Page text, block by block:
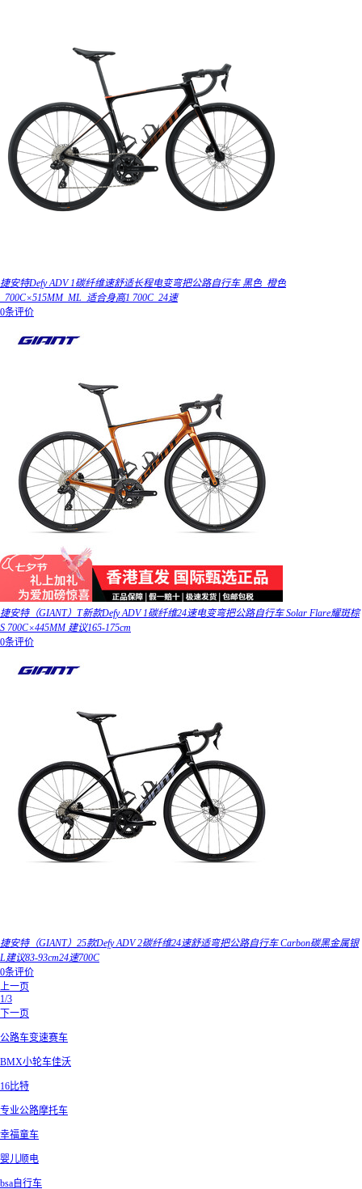
捷安特Defy ADV 1碳纤维速舒适长程电变弯把公路自行车 黑色_橙色
_700C×515MM_ML_适合身高1 700C_24速
0条评价
捷安特（GIANT）T新款Defy ADV 1碳纤维24速电变弯把公路自行车 Solar Flare耀斑棕
S 700C×445MM 建议165-175cm
0条评价
捷安特（GIANT）25款Defy ADV 2碳纤维24速舒适弯把公路自行车 Carbon碳黑金属银
L建议83-93cm24速700C
0条评价
上一页
1/3
下一页
公路车变速赛车
BMX小轮车佳沃
16比特
专业公路摩托车
幸福童车
婴儿顺电
bsa自行车